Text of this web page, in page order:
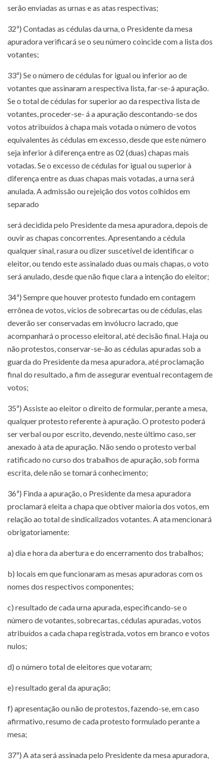
serão enviadas as urnas e as atas respectivas;
32ª) Contadas as cédulas da urna, o Presidente da mesa
apuradora verificará se o seu número coincide com a lista dos
votantes;
33ª) Se o número de cédulas for igual ou inferior ao de
votantes que assinaram a respectiva lista, far-se-á apuração.
Se o total de cédulas for superior ao da respectiva lista de
votantes, proceder-se- á a apuração descontando-se dos
votos atribuídos à chapa mais votada o número de votos
equivalentes às cédulas em excesso, desde que este número
seja inferior à diferença entre as 02 (duas) chapas mais
votadas. Se o excesso de cédulas for igual ou superior à
diferença entre as duas chapas mais votadas, a urna será
anulada. A admissão ou rejeição dos votos colhidos em
separado
será decidida pelo Presidente da mesa apuradora, depois de
ouvir as chapas concorrentes. Apresentando a cédula
qualquer sinal, rasura ou dizer suscetível de identificar o
eleitor, ou tendo este assinalado duas ou mais chapas, o voto
será anulado, desde que não fique clara a intenção do eleitor;
34ª) Sempre que houver protesto fundado em contagem
errônea de votos, vícios de sobrecartas ou de cédulas, elas
deverão ser conservadas em invólucro lacrado, que
acompanhará o processo eleitoral, até decisão final. Haja ou
não protestos, conservar-se-ão as cédulas apuradas sob a
guarda do Presidente da mesa apuradora, até proclamação
final do resultado, a fim de assegurar eventual recontagem de
votos;
35ª) Assiste ao eleitor o direito de formular, perante a mesa,
qualquer protesto referente à apuração. O protesto poderá
ser verbal ou por escrito, devendo, neste último caso, ser
anexado à ata de apuração. Não sendo o protesto verbal
ratificado no curso dos trabalhos de apuração, sob forma
escrita, dele não se tomará conhecimento;
36ª) Finda a apuração, o Presidente da mesa apuradora
proclamará eleita a chapa que obtiver maioria dos votos, em
relação ao total de sindicalizados votantes. A ata mencionará
obrigatoriamente:
a) dia e hora da abertura e do encerramento dos trabalhos;
b) locais em que funcionaram as mesas apuradoras com os
nomes dos respectivos componentes;
c) resultado de cada urna apurada, especificando-se o
número de votantes, sobrecartas, cédulas apuradas, votos
atribuídos a cada chapa registrada, votos em branco e votos
nulos;
d) o número total de eleitores que votaram;
e) resultado geral da apuração;
f) apresentação ou não de protestos, fazendo-se, em caso
afirmativo, resumo de cada protesto formulado perante a
mesa;
37ª) A ata será assinada pelo Presidente da mesa apuradora,